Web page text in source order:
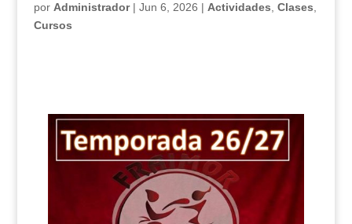
por Administrador| Jun 6, 2026 | Actividades Clases
Cursos